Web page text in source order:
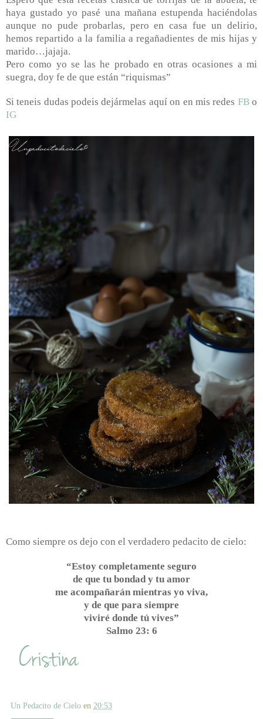
haya gustado yo pasé una mañana estupenda haciéndolas
aunque no pude probarlas, pero en casa fue un delirio,
hemos repartido a la familia a regañadientes de mis hijas y
marido…jajaja.
Pero como yo se las he probado en otras ocasiones a mi
suegra, doy fe de que están “riquismas”
Si teneis dudas podeis dejármelas aquí on en mis redes FBo
IG
Como siempre os dejo con el verdadero pedacito de cielo:
“Estoy completamente seguro
de que tu bondad y tu amor
me acompañarán mientras yo viva,
y de que para siempre
viviré donde tú vives”
Salmo 23: 6
Un Pedacito de Cielo en 20:53